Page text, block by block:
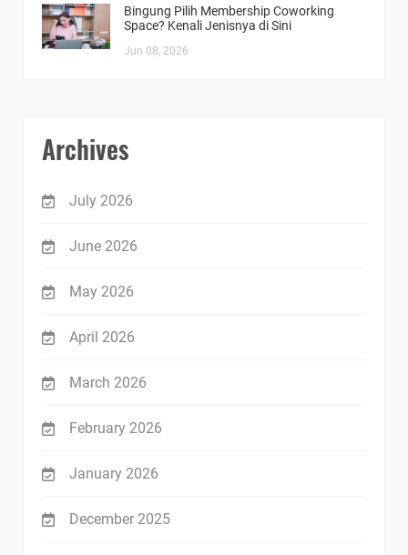
Bingung Pilih Membership Coworking
Space? Kenali Jenisnya di Sini
Jun 08, 2026
Archives
July 2026
June 2026
May 2026
April 2026
March 2026
February 2026
January 2026
December 2025